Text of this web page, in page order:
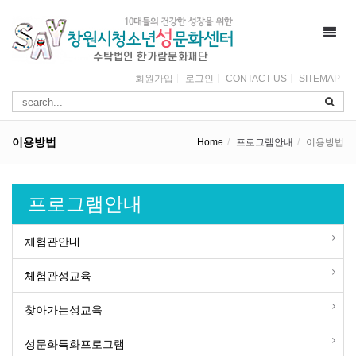
회원가입 로그인 CONTACT US SITEMAP
이용방법 Home 프로그램안내 이용방법
프로그램안내
체험관안내
체험관성교육
찾아가는성교육
성문화특화프로그램